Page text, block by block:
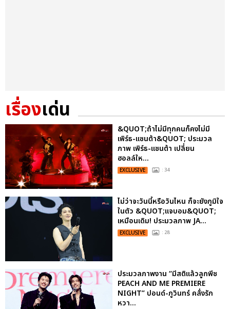
เรื่องเด่น
&QUOT;ถ้าไม่มีทุกคนก็คงไม่มี
เพิร์ธ-แซนต้า&QUOT; ประมวล
ภาพ เพิร์ธ-แซนต้า เปลี่ยน
ฮอลล์ให...
EXCLUSIVE : 34
ไม่ว่าจะวันนี้หรือวันไหน ก็จะยังภูมิใจ
ในตัว &QUOT;แจบอม&QUOT;
เหมือนเดิม! ประมวลภาพ JA...
EXCLUSIVE : 28
ประมวลภาพงาน “มีสติแล้วลูกพีช
PEACH AND ME PREMIERE
NIGHT” ปอนด์-ภูวินทร์ คลั่งรัก
หวา...